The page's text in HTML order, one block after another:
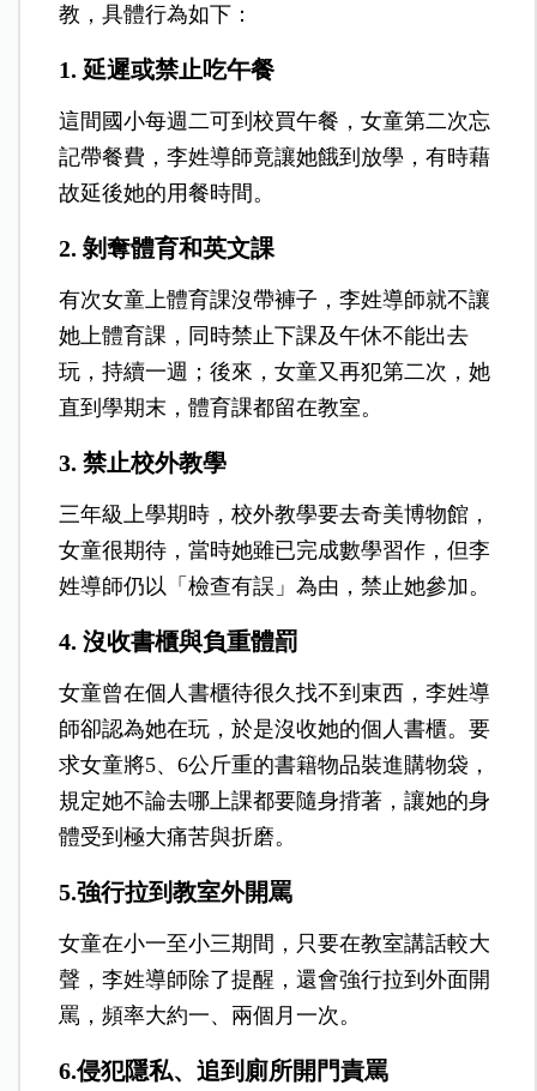
教，具體行為如下：
1. 延遲或禁止吃午餐
這間國小每週二可到校買午餐，女童第二次忘
記帶餐費，李姓導師竟讓她餓到放學，有時藉
故延後她的用餐時間。
2. 剝奪體育和英文課
有次女童上體育課沒帶褲子，李姓導師就不讓
她上體育課，同時禁止下課及午休不能出去
玩，持續一週；後來，女童又再犯第二次，她
直到學期末，體育課都留在教室。
3. 禁止校外教學
三年級上學期時，校外教學要去奇美博物館，
女童很期待，當時她雖已完成數學習作，但李
姓導師仍以「檢查有誤」為由，禁止她參加。
4. 沒收書櫃與負重體罰
女童曾在個人書櫃待很久找不到東西，李姓導
師卻認為她在玩，於是沒收她的個人書櫃。要
求女童將5、6公斤重的書籍物品裝進購物袋，
規定她不論去哪上課都要隨身揹著，讓她的身
體受到極大痛苦與折磨。
5.強行拉到教室外開罵
女童在小一至小三期間，只要在教室講話較大
聲，李姓導師除了提醒，還會強行拉到外面開
罵，頻率大約一、兩個月一次。
6.侵犯隱私、追到廁所開門責罵